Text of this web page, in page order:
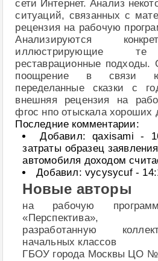
сети Интернет. Анализ
ситуаций, связанных с
рецензия на рабочую
Анализируются
иллюстрирующие
реставрационные подходы.
поощрение в связи
переделанные сказки с
внешняя рецензия на
фгос нпо отыскала хороших
Последние комментарии:
Добавил: qaxisami -
затраты образец
автомобиля доходом
Добавил: vycysycuf -
Новые авторы
на рабочую
«Перспектива»,
разработанную
начальных классов
ГБОУ города Москвы ЦО №